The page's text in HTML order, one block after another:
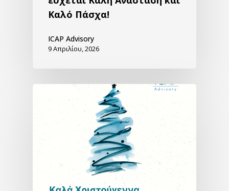
Καλό Πάσχα!
ICAP Advisory
9 Απριλίου, 2026